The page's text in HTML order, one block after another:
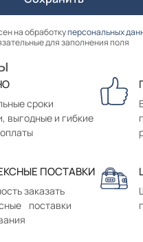
на обработкуперсональных
для заполнения поля
сроки
выгодные и гибкие
ПОСТАВКИ
заказать
поставки